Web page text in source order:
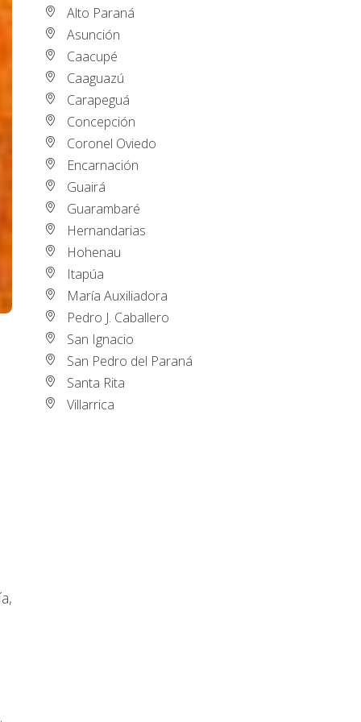
Alto Paraná
Asunción
Caacupé
Caaguazú
Carapeguá
Concepción
Coronel Oviedo
Encarnación
Guairá
Guarambaré
Hernandarias
Hohenau
Itapúa
María Auxiliadora
Pedro J. Caballero
San Ignacio
San Pedro del Paraná
Santa Rita
Villarrica